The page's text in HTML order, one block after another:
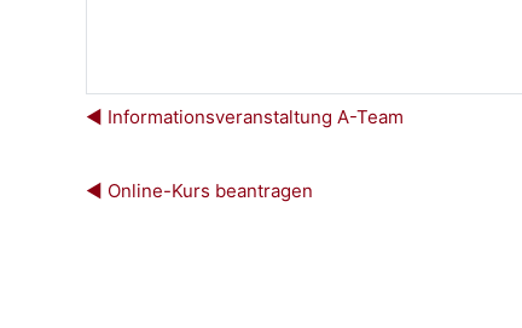
◀︎ Informationsveranstaltung A-Team
◀︎ Online-Kurs beantragen